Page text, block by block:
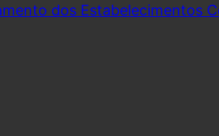
dos Estabelecimentos